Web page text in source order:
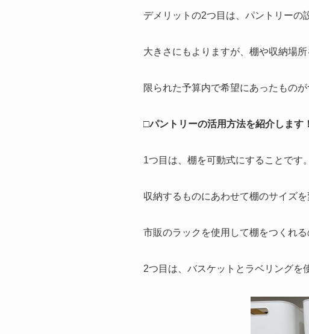
デメリットの2つ目は、パントリーの
大きさにもよりますが、棚や収納場
限られた予算内で希望にあったもの
□パントリーの活用方法を紹介します！
1つ目は、 棚を可動式にすること です。
収納するものにあわせて棚のサイズ
市販のラックを使用して棚をつくれる
2つ目は、 バスケットとラベリングを